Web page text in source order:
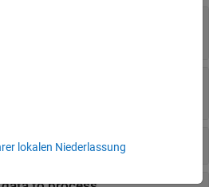
incorrectly for digest
for RSA algorithm
operations
lokalen Niederlassung